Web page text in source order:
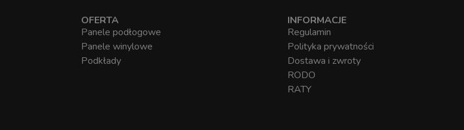
OFERTA
Panele podłogowe
Panele winylowe
Podkłady
INFORMACJE
Regulamin
Polityka prywatności
Dostawa i zwroty
RODO
RATY